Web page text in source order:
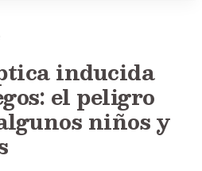
inducida
el peligro
niños y